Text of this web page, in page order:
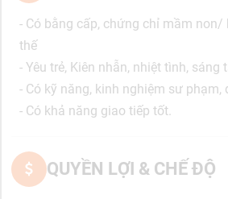
- Có bằng cấp, chứng chỉ mầm
thế
- Yêu trẻ, Kiên nhẫn, nhiệt tình, sáng
- Có kỹ năng, kinh nghiệm sư phạm,
- Có khả năng giao tiếp tốt.
QUYỀN LỢI & CHẾ ĐỘ